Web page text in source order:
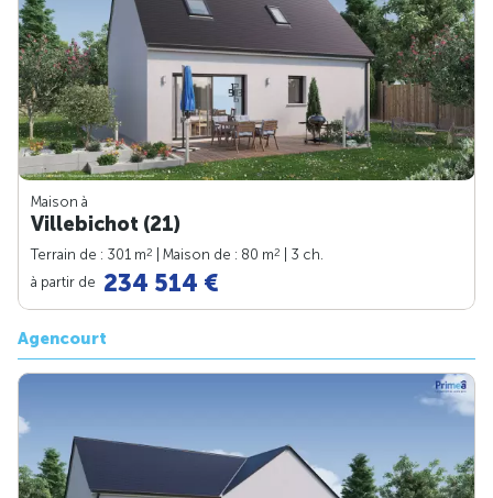
Maison à
Villebichot (21)
Terrain de : 301 m2 | Maison de : 80 m2
| 3 ch.
à partir de 234 514 €
Agencourt